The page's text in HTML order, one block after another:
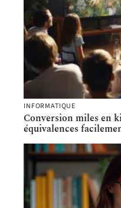
INFORMATIQUE
Conversion miles en
équivalences